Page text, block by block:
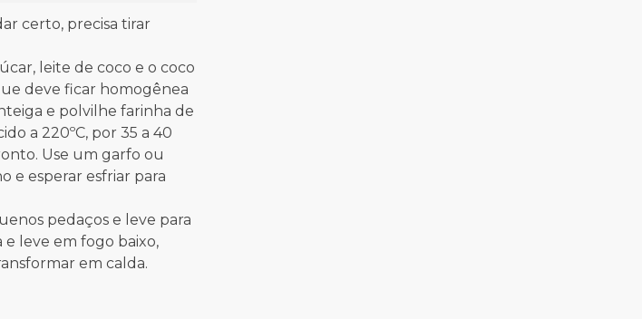
certo, precisa tirar
leite de coco e o coco
deve ficar homogênea
e polvilhe farinha de
a 220ºC, por 35 a 40
Use um garfo ou
e esperar esfriar para
pedaços e leve para
leve em fogo baixo,
em calda.